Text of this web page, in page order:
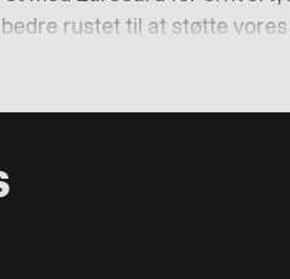
rustet til at støtte